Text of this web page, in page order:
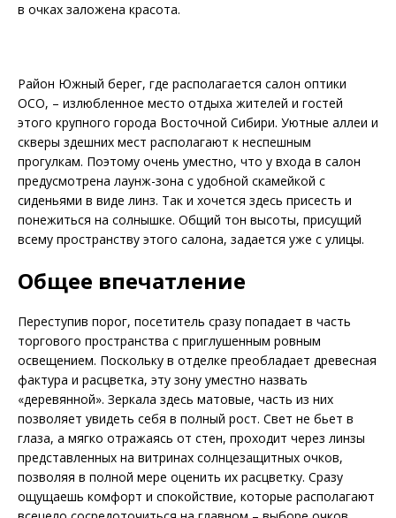
в очках заложена красота.
Район Южный берег, где располагается салон оптики
ОСО, – излюб­ленное место отдыха жителей и гостей
этого крупного города Восточной Сибири. Уютные аллеи и
скверы здешних мест располагают к неспешным
прогулкам. Поэтому очень уместно, что у входа в салон
предусмотрена лаунж-зона с удобной скамейкой с
сиденьями в виде линз. Так и хочется здесь присесть и
понежиться на солнышке. Общий тон высоты, присущий
всему пространству этого салона, задается уже с улицы.
Общее впечатление
Переступив порог, посетитель сразу попадает в часть
торгового пространства с приглушенным ровным
освещением. Поскольку в отделке преобладает древесная
фактура и расцветка, эту зону уместно назвать
«деревянной». Зеркала здесь матовые, часть из них
позволяет увидеть себя в полный рост. Свет не бьет в
глаза, а мягко отражаясь от стен, проходит через линзы
представленных на витринах солнцезащитных очков,
позволяя в полной мере оценить их расцветку. Сразу
ощущаешь комфорт и спокойствие, которые располагают